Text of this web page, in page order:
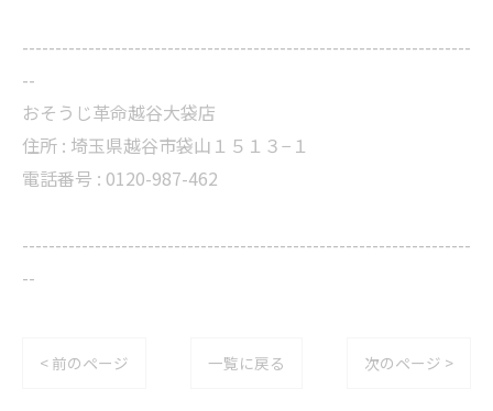
--------------------------------------------------------------------
--
おそうじ革命越谷大袋店
住所 : 埼玉県越谷市袋山１５１３−１
電話番号 : 0120-987-462
--------------------------------------------------------------------
--
< 前のページ 一覧に戻る 次のページ >